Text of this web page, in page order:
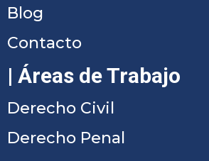
Blog
Contacto
| Áreas de Trabajo
Derecho Civil
Derecho Penal